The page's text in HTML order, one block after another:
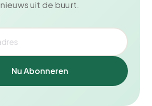
nieuws uit de buurt.
Nu Abonneren